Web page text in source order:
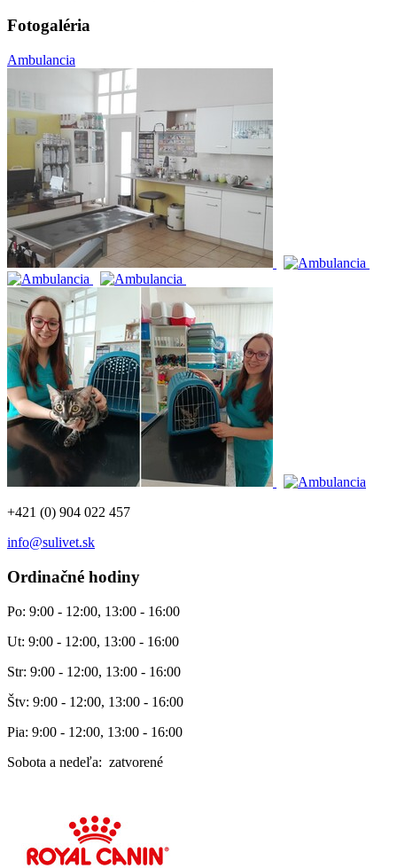
Fotogaléria
Ambulancia
+421 (0) 904 022 457
info@sulivet.sk
Ordinačné hodiny
Po: 9:00 - 12:00, 13:00 - 16:00
Ut: 9:00 - 12:00, 13:00 - 16:00
Str: 9:00 - 12:00, 13:00 - 16:00
Štv: 9:00 - 12:00, 13:00 - 16:00
Pia: 9:00 - 12:00, 13:00 - 16:00
Sobota a nedeľa: zatvorené